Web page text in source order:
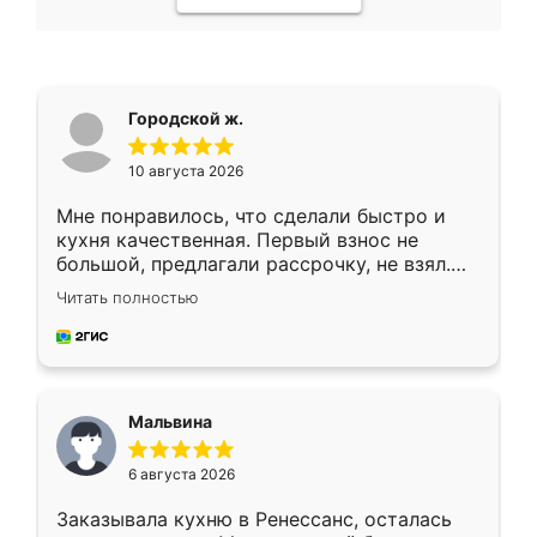
Городской ж.
10 августа 2026
Мне понравилось, что сделали быстро и
кухня качественная. Первый взнос не
большой, предлагали рассрочку, не взял.
Ждал меньше месяца, сборщик с прямыми
руками. По цене вышло адекватно.
Рекомендую!
Читать полностью
Мальвина
6 августа 2026
Заказывала кухню в Ренессанс, осталась